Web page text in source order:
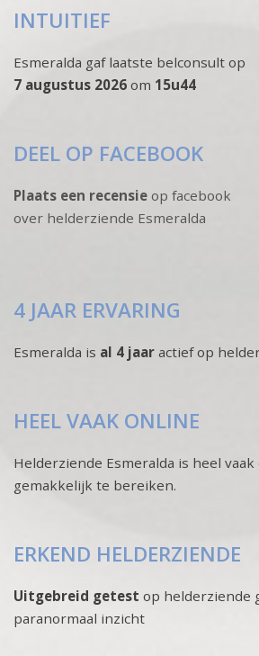
INTUITIEF
Esmeralda gaf laatste belconsult op
7 augustus 2026 om 15u44
DEEL OP FACEBOOK
Plaats een recensie op facebook
over helderziende Esmeralda
4 JAAR ERVARING
Esmeralda is al 4 jaar actief op
HEEL VAAK ONLINE
Helderziende Esmeralda is heel
gemakkelijk te bereiken.
ERKEND HELDERZIENDE
Uitgebreid getest op helderziende
paranormaal inzicht